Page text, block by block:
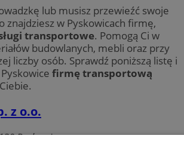
lub musisz przewieźć swoje
znajdziesz w Pyskowicach firmę,
transportowe. Pomogą Ci w
budowlanych, mebli oraz przy
liczby osób. Sprawdź poniższą listę i
firmę transportową
z o.o.
Pyskowice